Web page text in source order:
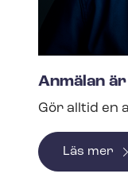
Anmälan
Gör alltid en
Läs mer